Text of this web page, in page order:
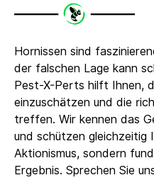
Hornissen sind
der falschen Lage kann
Pest-X-Perts hilft Ihnen,
einzuschätzen und die
treffen. Wir kennen das
und schützen gleichzeitig
Aktionismus, sondern
Ergebnis. Sprechen Sie